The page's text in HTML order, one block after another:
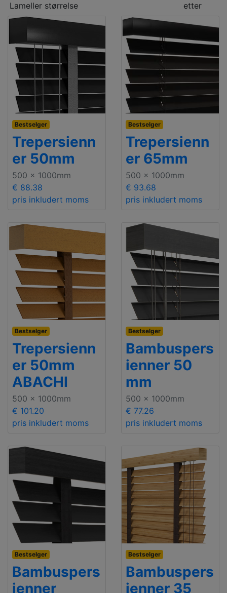
Lameller størrelse
etter
Bestselger
Trepersienn
er 50mm
500 x 1000mm
€ 88.38
pris inkludert moms
Bestselger
Trepersienn
er 65mm
500 x 1000mm
€ 93.68
pris inkludert moms
Bestselger
Trepersienn
er 50mm
ABACHI
500 x 1000mm
€ 101.20
pris inkludert moms
Bestselger
Bambuspers
ienner 50
mm
500 x 1000mm
€ 77.26
pris inkludert moms
Bestselger
Bambuspers
ienner
Bestselger
Bambuspers
ienner 35